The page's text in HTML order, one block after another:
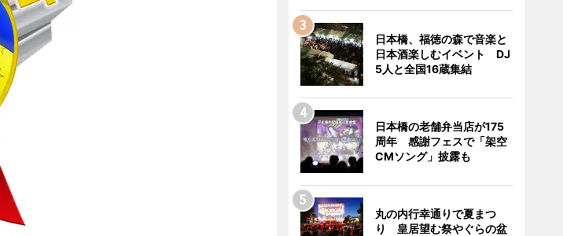
日本橋、福徳の森で音楽と
日本酒楽しむイベント DJ
5人と全国16蔵集結
日本橋の老舗弁当店が175
周年 感謝フェスで「架空
CMソング」披露も
丸の内行幸通りで夏まつ
り 皇居望む祭やぐらの盆